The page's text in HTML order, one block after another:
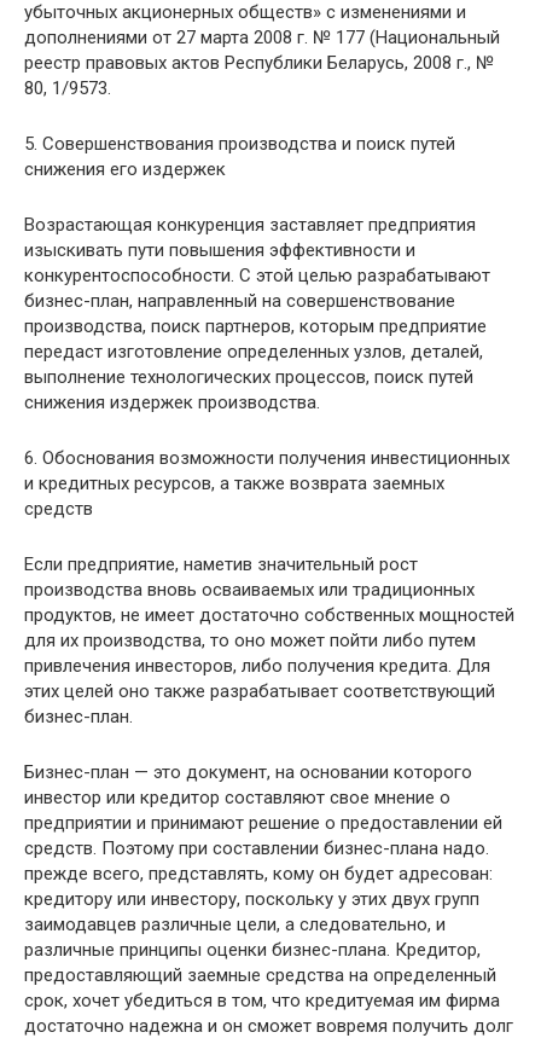
убыточных акционерных обществ» с изменениями и
дополнениями от 27 марта 2008 г. № 177 (Национальный
реестр правовых актов Республики Беларусь, 2008 г., №
80, 1/9573.
5. Совершенствования производства и поиск путей
снижения его издержек
Возрастающая конкуренция заставляет предприятия
изыскивать пути повышения эффективности и
конкурентоспособности. С этой целью разрабатывают
бизнес-план, направленный на совершенствование
производства, поиск партнеров, которым предприятие
передаст изготовление определенных узлов, деталей,
выполнение технологических процессов, поиск путей
снижения издержек производства.
6. Обоснования возможности получения инвестиционных
и кредитных ресурсов, а также возврата заемных
средств
Если предприятие, наметив значительный рост
производства вновь осваиваемых или традиционных
продуктов, не имеет достаточно собственных мощностей
для их производства, то оно может пойти либо путем
привлечения инвесторов, либо получения кредита. Для
этих целей оно также разрабатывает соответствующий
бизнес-план.
Бизнес-план — это документ, на основании которого
инвестор или кредитор составляют свое мнение о
предприятии и принимают решение о предоставлении ей
средств. Поэтому при составлении бизнес-плана надо.
прежде всего, представлять, кому он будет адресован:
кредитору или инвестору, поскольку у этих двух групп
заимодавцев различные цели, а следовательно, и
различные принципы оценки бизнес-плана. Кредитор,
предоставляющий заемные средства на определенный
срок, хочет убедиться в том, что кредитуемая им фирма
достаточно надежна и он сможет вовремя получить долг